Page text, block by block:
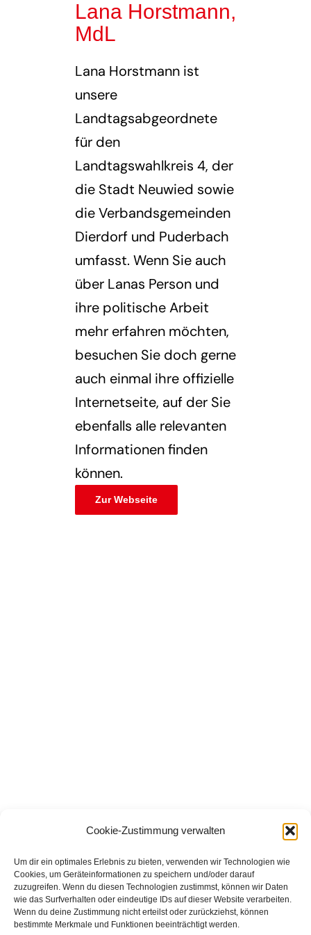
Cookie-Zustimmung verwalten
Um dir ein optimales Erlebnis zu bieten, verwenden wir Technologien wie
Cookies, um Geräteinformationen zu speichern und/oder darauf
zuzugreifen. Wenn du diesen Technologien zustimmst, können wir Daten
wie das Surfverhalten oder eindeutige IDs auf dieser Website verarbeiten.
Wenn du deine Zustimmung nicht erteilst oder zurückziehst, können
bestimmte Merkmale und Funktionen beeinträchtigt werden.
Lana Horstmann,
MdL
Lana Horstmann ist
unsere
Landtagsabgeordnete
für den
Landtagswahlkreis 4, der
die Stadt Neuwied sowie
die Verbandsgemeinden
Dierdorf und Puderbach
umfasst. Wenn Sie auch
über Lanas Person und
ihre politische Arbeit
mehr erfahren möchten,
besuchen Sie doch gerne
auch einmal ihre offizielle
Internetseite, auf der Sie
ebenfalls alle relevanten
Informationen finden
können.
Zur Webseite